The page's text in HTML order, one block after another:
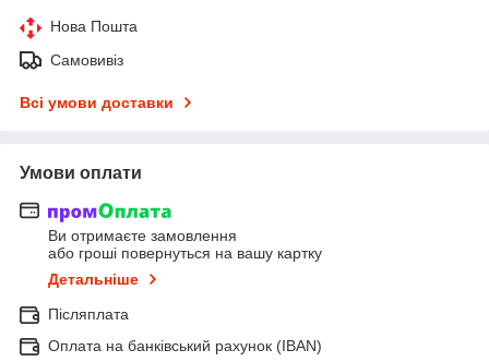
Нова Пошта
Самовивіз
Всі умови доставки
Умови оплати
Ви отримаєте замовлення
або гроші повернуться на вашу картку
Детальніше
Післяплата
Оплата на банківський рахунок (IBAN)